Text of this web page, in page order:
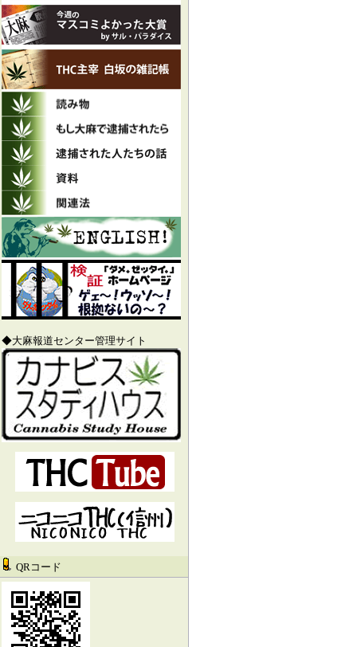
◆大麻報道センター管理サイト
QRコード